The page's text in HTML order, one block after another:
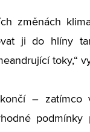
změnách
ji do hlíny
toky,“
– zatímco